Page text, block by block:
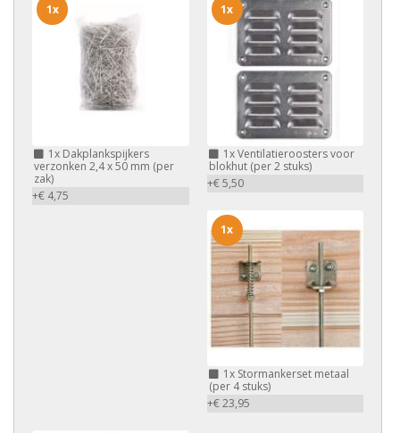
1x Dakplankspijkers
verzonken 2,4 x 50 mm (per
zak)
+€ 4,75
1x
1xVentilatieroosters voor
blokhut (per 2 stuks)
+€ 5,50
1x
1xStormankerset metaal
(per 4 stuks)
+€ 23,95
1x